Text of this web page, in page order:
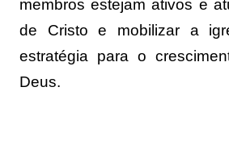
membros estejam ativos e
de Cristo e mobilizar a
estratégia para o
Deus.